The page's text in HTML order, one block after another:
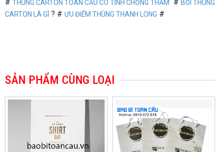
# THÙNG CARTON TOÀN CẦU CÓ TÍNH CHỐNG THẤM # BỒI THÙNG
CARTON LÀ GÌ ? # ƯU ĐIỂM THÙNG THANH LONG #
SẢN PHẨM CÙNG LOẠI